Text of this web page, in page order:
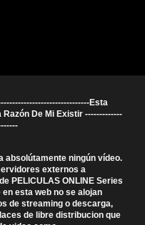
Esta
De Mi Existir -------------
absolútamente ningún vídeo.
externos a
PELICULAS ONLINE Series
esta web no se alojan
de streaming o descarga,
de libre distribucion que